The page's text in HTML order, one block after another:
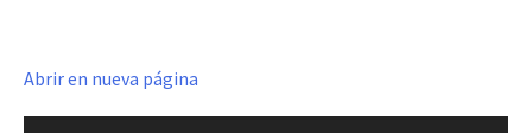
Abrir en nueva página